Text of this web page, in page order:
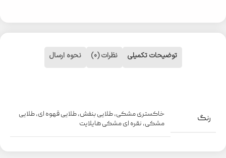
توضیحات تکمیلی نظرات (0) نحوه ارسال
رنگ خاکستری مشکی,طلایی بنفش,طلایی قهوه ای,طلایی
مشکی, نقره ای مشکی هایلایت